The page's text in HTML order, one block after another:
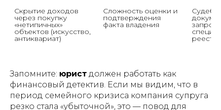
Скрытие доходов
через покупку
«нетипичных»
объектов (искусство,
антиквариат)
Сложность оценки и
подтверждения
факта владения
Запомните: юрист должен работать как
финансовый детектив. Если мы видим, что в
период семейного кризиса компания супруга
резко стала «убыточной», это — повод для